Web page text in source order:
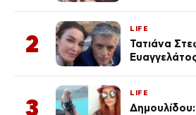
2
LIFE
Τατιάνα
3
LIFE